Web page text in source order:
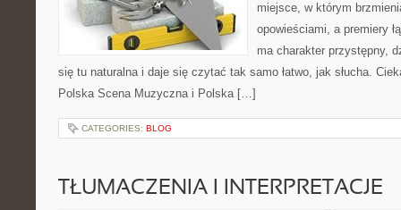
miejsce, w którym
opowieściami, a premiery
ma charakter przystępny,
się tu naturalna i daje się czytać tak samo łatwo, jak słucha.
Polska Scena Muzyczna i Polska […]
CATEGORIES: BLOG
TŁUMACZENIA I INTERPRETACJE